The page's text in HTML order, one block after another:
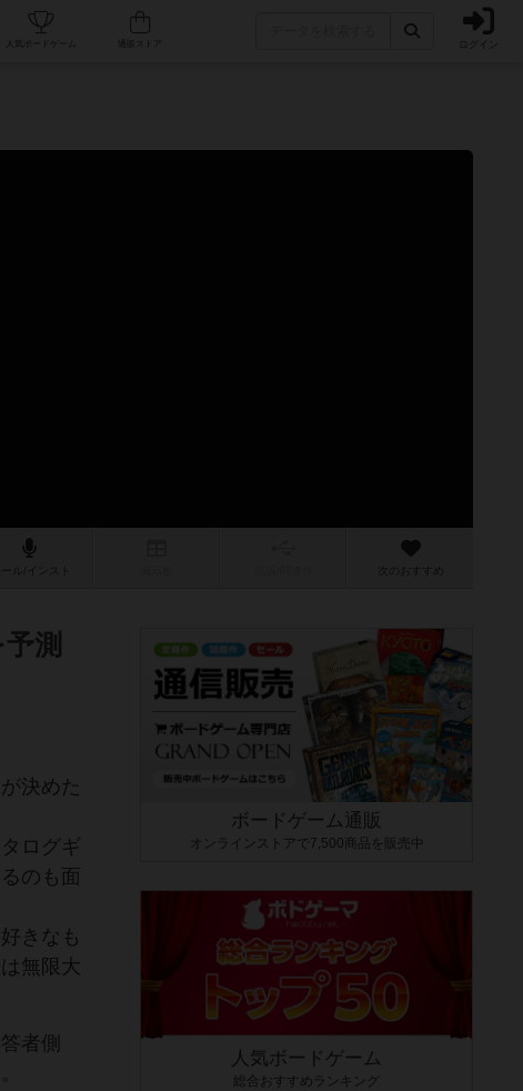
人気ボードゲーム ログイン
次のおすすめ
測
決めた
ログギ
のも面
きなも
無限大
者側
ボードゲーム通販
オンラインストアで7,500商品を販売中
人気ボードゲーム
総合おすすめランキング